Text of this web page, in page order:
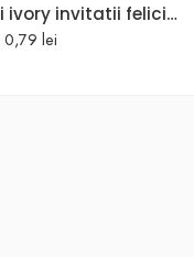
Plicuri ivory invitatii felicitare 82 x 113 mm set 20 buc
0,79 lei